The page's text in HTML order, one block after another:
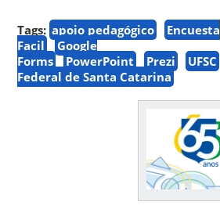
Tags: apoio pedagógico
Encuesta
Facil
Google
Forms
PowerPoint Prezi UFSC
Federal de Santa Catarina